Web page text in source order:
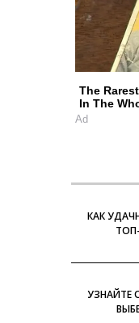
The
In The
Ad
КАК
УЗНАЙТЕ